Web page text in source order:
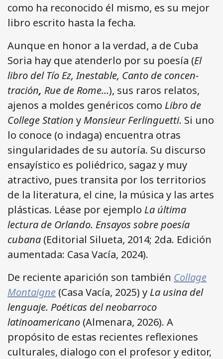
como ha reconocido él mismo, es su mejor
libro escrito hasta la fecha.
Aunque en honor a la verdad, a de Cuba
Soria hay que atenderlo por su poesía (El
libro del Tío Ez, Inestable, Canto de concen­
tración, Rue de Rome…), sus raros relatos,
ajenos a moldes genéricos como Libro de
College Station y Monsieur Ferlinguetti. Si uno
lo conoce (o indaga) encuentra otras
singularidades de su autoría. Su discurso
ensayístico es poliédrico, sagaz y muy
atractivo, pues transita por los territorios
de la literatura, el cine, la música y las artes
plásticas. Léase por ejemplo La última
lectura de Orlando. Ensayos sobre poesía
cubana (Editorial Silueta, 2014; 2da. Edición
aumentada: Casa Vacía, 2024).
De reciente aparición son también Collage
Montaigne (Casa Vacía, 2025) y La usina del
lenguaje. Poéticas del neobarroco
latinoamericano (Almenara, 2026). A
propósito de estas recientes reflexiones
culturales, dialogo con el profesor y editor,